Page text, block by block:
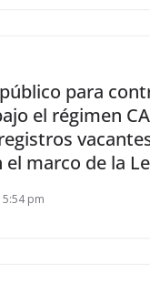
para
el régimen
el marco de la
pm